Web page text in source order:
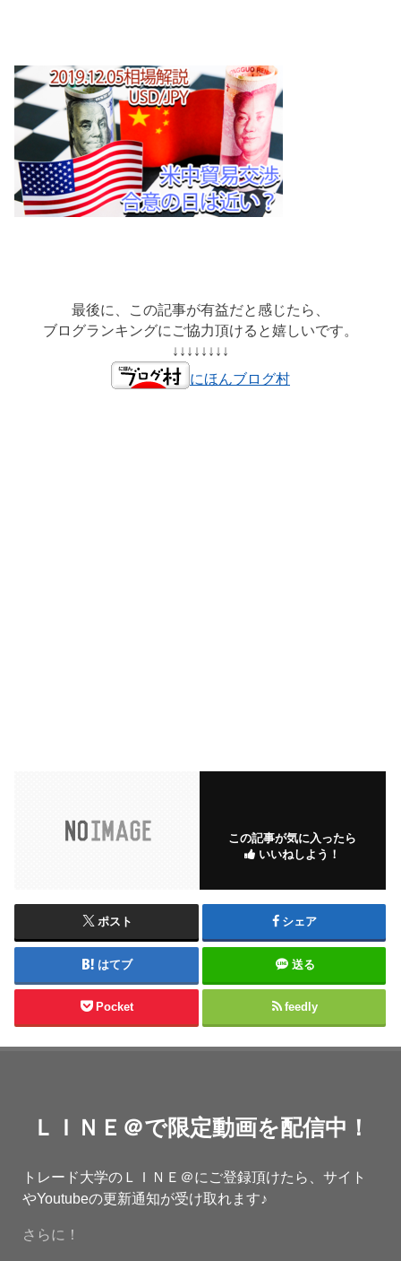
最後に、この記事が有益だと感じたら、
ブログランキングにご協力頂けると嬉しいです。
↓↓↓↓↓↓↓↓
にほんブログ村
この記事が気に入ったら
いいねしよう！
ポスト シェア
はてブ 送る
Pocket feedly
ＬＩＮＥ＠で限定動画を配信中！
トレード大学のＬＩＮＥ＠にご登録頂けたら、サイト
やYoutubeの更新通知が受け取れます♪
さらに！